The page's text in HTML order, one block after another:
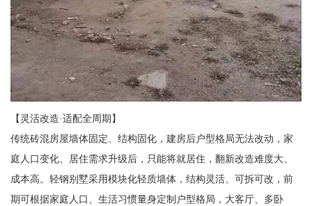
【灵活改造·适配全周期】
传统砖混房屋墙体固定、结构固化，建房后户型格局无法改动，家
庭人口变化、居住需求升级后，只能将就居住，翻新改造难度大、
成本高。轻钢别墅采用模块化轻质墙体，结构灵活、可拆可改，前
期可根据家庭人口、生活习惯量身定制户型格局，大客厅、多卧